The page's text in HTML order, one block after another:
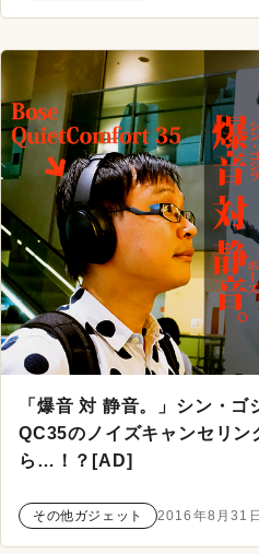
「爆音 対 静音。」シン・
QC35のノイズキャンセリン
ら…！？[AD]
その他ガジェット 2016年8月31日